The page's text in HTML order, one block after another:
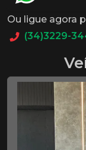
Ou ligue agora
(34)3229-